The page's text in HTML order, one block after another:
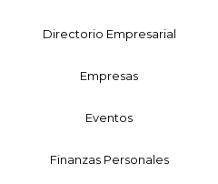
Directorio Empresarial
Empresas
Eventos
Finanzas Personales